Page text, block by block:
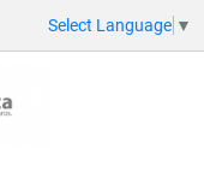
Select Language ▼